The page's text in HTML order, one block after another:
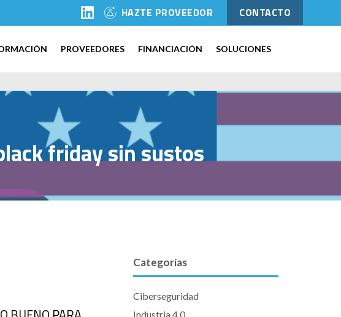
HAZTE PROVEEDOR CONTACTO
PROVEEDORES FINANCIACIÓN SOLUCIONES
friday sin sustos
Categorías
Ciberseguridad
Industria 4.0